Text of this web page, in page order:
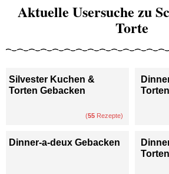
Aktuelle Usersuche zu
Torte
Silvester Kuchen &
Torten Gebacken
(55 Rezepte)
Dinner-a-deux Gebacken
Torten